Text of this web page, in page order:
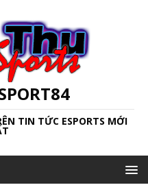
TIN TỨC ESPORTS MỚI